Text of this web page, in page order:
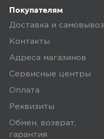
Покупателям
Доставка и самовывоз
Контакты
Адреса магазинов
Сервисные центры
Оплата
Реквизиты
Обмен, возврат,
гарантия